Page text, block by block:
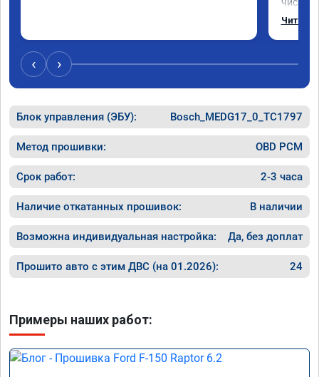
важно
Читать
‹ ›
Блок управления (ЭБУ): Bosch_MEDG17_0_TC1797
Метод прошивки: OBD PCM
Срок работ: 2-3 часа
Наличие откатанных прошивок: В наличии
Возможна индивидуальная настройка: Да, без доплат
Прошито авто с этим ДВС (на 01.2026): 24
Примеры наших работ: